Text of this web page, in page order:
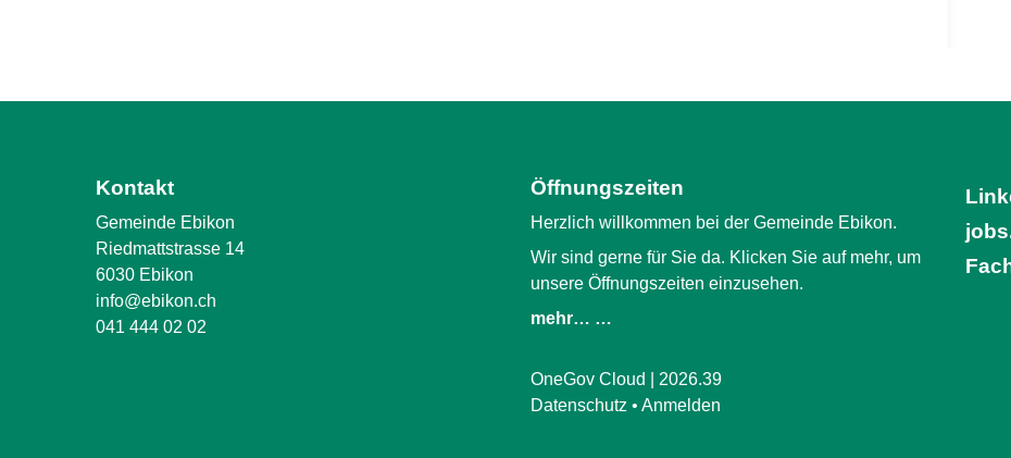
Kontakt
Gemeinde Ebikon
Riedmattstrasse 14
6030 Ebikon
info@ebikon.ch
041 444 02 02
Öffnungszeiten
Herzlich willkommen bei der Gemeinde Ebikon.
Wir sind gerne für Sie da. Klicken Sie auf mehr, um
unsere Öffnungszeiten einzusehen.
mehr… …
OneGov Cloud (External Link)
2026.39
Datenschutz (External Link)
Anmelden